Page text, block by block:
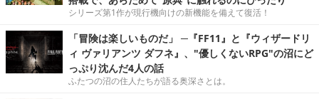
シリーズ第1作が現行機向けの新機能を備えて復活！
「冒険は楽しいものだ」 ─『FF11』と『ウィザードリ
ィ ヴァリアンツ ダフネ』、"優しくないRPG"の沼にど
っぷり沈んだ4人の話
ふたつの沼の住人たちが語る奥深さとは。